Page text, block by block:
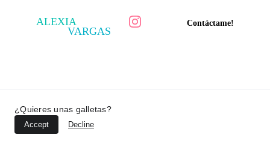
ALEXIA Contáctame!
VARGAS
¿Quieres unas galletas?
Accept Decline